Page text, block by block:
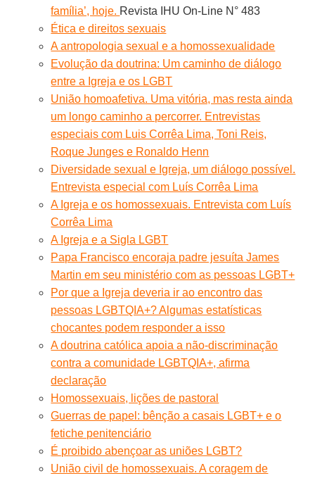
família’, hoje. Revista IHU On-Line N° 483
Ética e direitos sexuais
A antropologia sexual e a homossexualidade
Evolução da doutrina: Um caminho de diálogo
entre a Igreja e os LGBT
União homoafetiva. Uma vitória, mas resta ainda
um longo caminho a percorrer. Entrevistas
especiais com Luis Corrêa Lima, Toni Reis,
Roque Junges e Ronaldo Henn
Diversidade sexual e Igreja, um diálogo possível.
Entrevista especial com Luís Corrêa Lima
A Igreja e os homossexuais. Entrevista com Luís
Corrêa Lima
A Igreja e a Sigla LGBT
Papa Francisco encoraja padre jesuíta James
Martin em seu ministério com as pessoas LGBT+
Por que a Igreja deveria ir ao encontro das
pessoas LGBTQIA+? Algumas estatísticas
chocantes podem responder a isso
A doutrina católica apoia a não-discriminação
contra a comunidade LGBTQIA+, afirma
declaração
Homossexuais, lições de pastoral
Guerras de papel: bênção a casais LGBT+ e o
fetiche penitenciário
É proibido abençoar as uniões LGBT?
União civil de homossexuais. A coragem de